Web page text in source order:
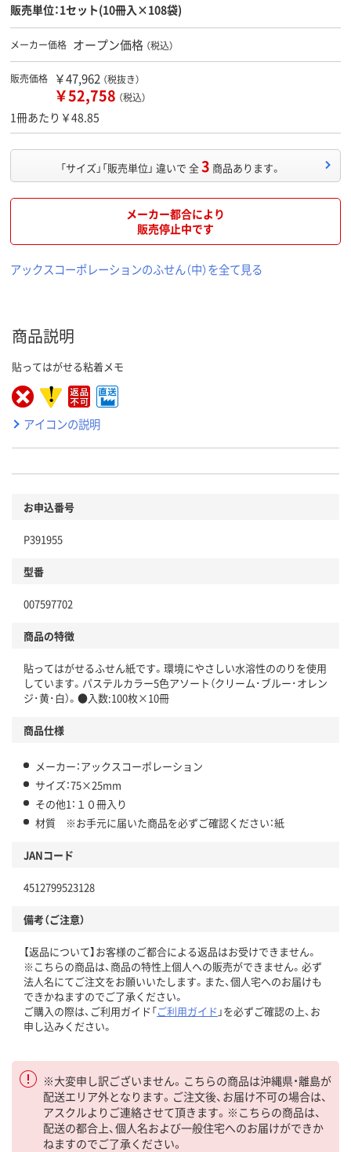
販売単位：1セット(10冊入×108袋)
メーカー価格 オープン価格 （税込）
販売価格 ￥47,962 （税抜き）
￥52,758 （税込）
1冊あたり￥48.85
「サイズ」「販売単位」 違いで 全3 商品あります。
メーカー都合により
販売停止中です
アックスコーポレーションのふせん（中）を全て見る
商品説明
貼ってはがせる粘着メモ
アイコンの説明
お申込番号
P391955
型番
007597702
商品の特徴
貼ってはがせるふせん紙です。環境にやさしい水溶性ののりを使用
しています。パステルカラー5色アソート（クリーム･ブルー･オレン
ジ･黄･白）。●入数:100枚×10冊
商品仕様
メーカー：アックスコーポレーション
サイズ：75×25mm
その他1：１０冊入り
材質 ※お手元に届いた商品を必ずご確認ください：紙
JANコード
4512799523128
備考（ご注意）
【返品について】お客様のご都合による返品はお受けできません。
※こちらの商品は、商品の特性上個人への販売ができません。必ず
法人名にてご注文をお願いいたします。また、個人宅へのお届けも
できかねますのでご了承ください。
ご購入の際は、ご利用ガイド「ご利用ガイド 」を必ずご確認の上、お
申し込みください。
※大変申し訳ございません。こちらの商品は沖縄県・離島が
配送エリア外となります。ご注文後、お届け不可の場合は、
アスクルよりご連絡させて頂きます。※こちらの商品は、
配送の都合上、個人名および一般住宅へのお届けができか
ねますのでご了承ください。